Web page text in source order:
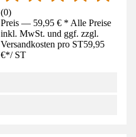
(0)
Preis — 59,95 € * Alle Preise
inkl. MwSt. und ggf. zzgl.
Versandkosten pro ST59,95
€*/ ST